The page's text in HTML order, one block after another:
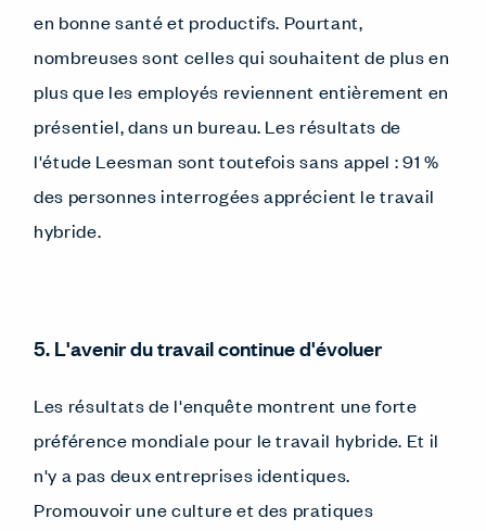
en bonne santé et productifs. Pourtant,
nombreuses sont celles qui souhaitent de plus en
plus que les employés reviennent entièrement en
présentiel, dans un bureau. Les résultats de
l'étude Leesman sont toutefois sans appel : 91 %
des personnes interrogées apprécient le travail
hybride.
5. L'avenir du travail continue d'évoluer
Les résultats de l'enquête montrent une forte
préférence mondiale pour le travail hybride. Et il
n'y a pas deux entreprises identiques.
Promouvoir une culture et des pratiques